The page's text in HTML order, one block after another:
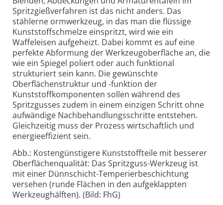
Spritzgießverfahren ist das nicht anders. Das
stählerne ormwerkzeug, in das man die flüssige
Kunststoffschmelze einspritzt, wird wie ein
Waffeleisen aufgeheizt. Dabei kommt es auf eine
perfekte Abformung der Werkzeugoberfläche an, die
wie ein Spiegel poliert oder auch funktional
strukturiert sein kann. Die gewünschte
Oberflächenstruktur und -funktion der
Kunststoffkomponenten sollen während des
Spritzgusses zudem in einem einzigen Schritt ohne
aufwändige Nachbehandlungsschritte entstehen.
Gleichzeitig muss der Prozess wirtschaftlich und
energieeffizient sein.
Abb.: Kostengünstigere Kunststoffteile mit besserer
Oberflächenqualität: Das Spritzguss-Werkzeug ist
mit einer Dünnschicht-Temperierbeschichtung
versehen (runde Flächen in den aufgeklappten
Werkzeughälften). (Bild: FhG)